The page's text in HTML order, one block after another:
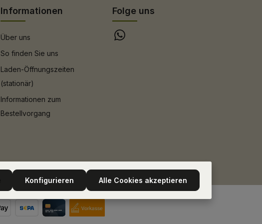
Informationen
Über uns
So finden Sie uns
Laden-Öffnungszeiten
(stationär)
Informationen zum
Bestellvorgang
Folge uns
Konfigurieren Alle Cookies akzeptieren